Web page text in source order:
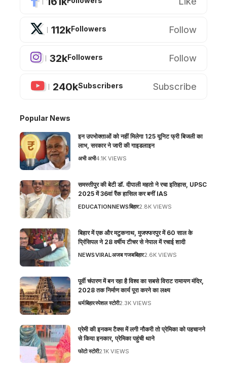
112kFollowers Follow
32kFollowers Follow
240kSubscribers Subscribe
Popular News
इन उपभोक्ताओं को नहीं मिलेगा 125 यूनिट फ्री बिजली का
लाभ, सरकार ने जारी की गाइडलाइन
अभी अभी4.1K VIEWS
समस्तीपुर की बेटी डॉ. दीपाली महतो ने रचा इतिहास, UPSC
2025 में 36वां रैंक हासिल कर बनीं IAS
EDUCATIONNEWSबिहार2.8K VIEWS
बिहार में एक और मटुकनाथ, मुजफ्फरपुर में 60 साल के
प्रिंसिपल ने 28 वर्षीय टीचर से नेपाल में रचाई शादी
NEWSVIRALअजब गजबबिहार2.6K VIEWS
पूर्वी चंपारण में बन रहा है विश्व का सबसे विराट रामायण मंदिर,
2028 तक निर्माण कार्य पूरा करने का लक्ष्य
धर्मबिहारस्पेशल स्टोरी2.3K VIEWS
प्रेमी की इनकम टैक्स में लगी नौकरी तो प्रेमिका को पहचानने
से किया इनकार, प्रेमिका पहुंची थाने
फोटो स्टोरी2.1K VIEWS